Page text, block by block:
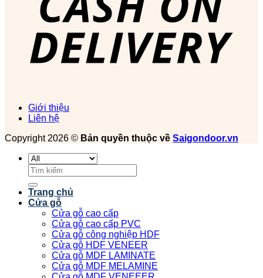
Giới thiệu
Liên hệ
Copyright 2026 © Bản quyền thuộc về Saigondoor.vn
Tìm
kiếm:
Trang chủ
Cửa gỗ
Cửa gỗ cao cấp
Cửa gỗ cao cấp PVC
Cửa gỗ công nghiệp HDF
Cửa gỗ HDF VENEER
Cửa gỗ MDF LAMINATE
Cửa gỗ MDF MELAMINE